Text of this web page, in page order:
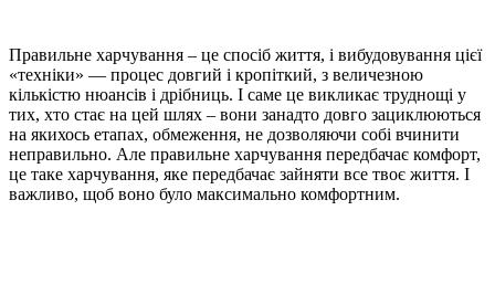
Правильне харчування – це спосіб життя, і вибудовування цієї
«техніки» — процес довгий і кропіткий, з величезною
кількістю нюансів і дрібниць. І саме це викликає труднощі у
тих, хто стає на цей шлях – вони занадто довго зациклюються
на якихось етапах, обмеження, не дозволяючи собі вчинити
неправильно. Але правильне харчування передбачає комфорт,
це таке харчування, яке передбачає зайняти все твоє життя. І
важливо, щоб воно було максимально комфортним.